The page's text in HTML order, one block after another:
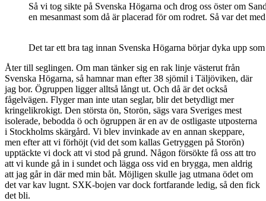
Så vi tog sikte på Svenska Högarna och drog oss öster om
en mesanmast som då är placerad för om rodret. Så var det
Det tar ett bra tag innan Svenska Högarna börjar dyka upp
Åter till seglingen. Om man tänker sig en rak linje västerut från
Svenska Högarna, så hamnar man efter 38 sjömil i Täljöviken, där
jag bor. Ögruppen ligger alltså långt ut. Och då är det också
fågelvägen. Flyger man inte utan seglar, blir det betydligt mer
kringelikrokigt. Den största ön, Storön, sägs vara Sveriges mest
isolerade, bebodda ö och ögruppen är en av de ostligaste utposterna
i Stockholms skärgård. Vi blev invinkade av en annan skeppare,
men efter att vi förhöjt (vid det som kallas Getryggen på Storön)
upptäckte vi dock att vi stod på grund. Någon försökte få oss att tro
att vi kunde gå in i sundet och lägga oss vid en brygga, men aldrig
att jag går in där med min båt. Möjligen skulle jag utmana ödet om
det var kav lugnt. SXK-bojen var dock fortfarande ledig, så den fick
det bli.